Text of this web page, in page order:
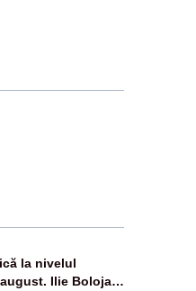
la nivelul
Ilie Bolojan